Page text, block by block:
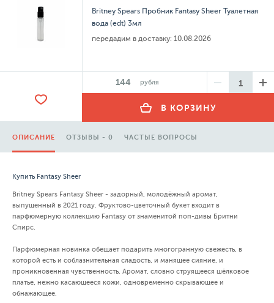
Britney Spears Пробник Fantasy Sheer Туалетная
вода (edt) 3мл
передадим в доставку: 10.08.2026
144 рубля
В КОРЗИНУ
ОПИСАНИЕ ОТЗЫВЫ - 0 ЧАСТЫЕ ВОПРОСЫ
Купить Fantasy Sheer
Britney Spears Fantasy Sheer - задорный, молодёжный аромат,
выпущенный в 2021 году. Фруктово-цветочный букет входит в
парфюмерную коллекцию Fantasy от знаменитой поп-дивы Бритни
Спирс.
Парфюмерная новинка обещает подарить многогранную свежесть, в
которой есть и соблазнительная сладость, и манящее сияние, и
проникновенная чувственность. Аромат, словно струящееся шёлковое
платье, нежно касающееся кожи, одновременно скрывающее и
обнажающее.